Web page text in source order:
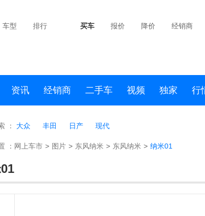
车型 排行 买车 报价 降价 经销商
资讯 经销商 二手车 视频 独家 行
： 大众 丰田 日产 现代
： 网上车市 > 图片 > 东风纳米 > 东风纳米 > 纳米01